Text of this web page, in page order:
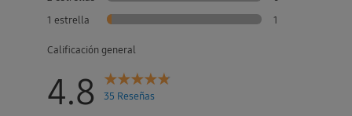
1 estrella 1
Calificación general
4.8 35 Reseñas